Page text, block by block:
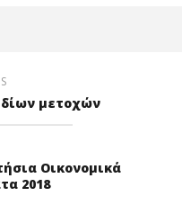
μετοχών
Οικονομικά
2018